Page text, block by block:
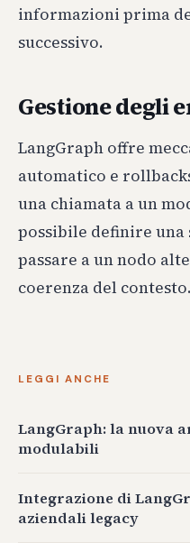
informazioni prima
successivo.
Gestione degli
LangGraph offre
automatico e
una chiamata a un
possibile definire
passare a un nodo
coerenza del contesto.
LEGGI ANCHE
LangGraph: la nuova
modulabili
Integrazione di
aziendali legacy